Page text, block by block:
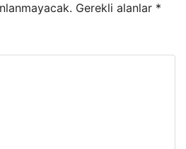
Gerekli alanlar *